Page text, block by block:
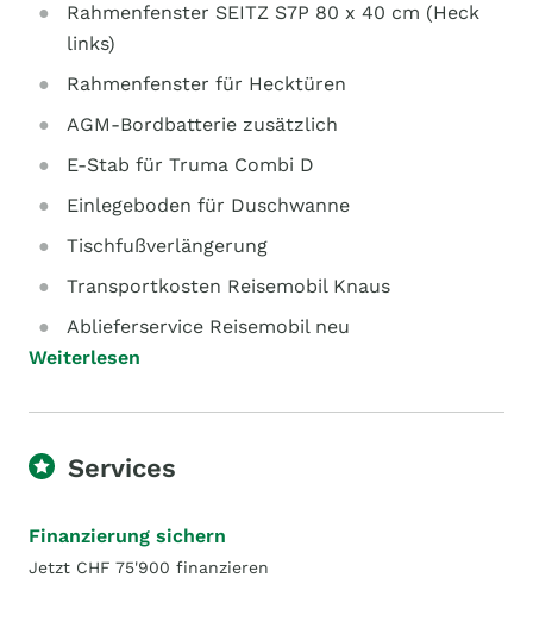
Rahmenfenster SEITZ S7P 80 x 40 cm (Heck
links)
Rahmenfenster für Hecktüren
AGM-Bordbatterie zusätzlich
E-Stab für Truma Combi D
Einlegeboden für Duschwanne
Tischfußverlängerung
Transportkosten Reisemobil Knaus
Ablieferservice Reisemobil neu
Weiterlesen
Services
Finanzierung sichern
Jetzt CHF 75'900 finanzieren